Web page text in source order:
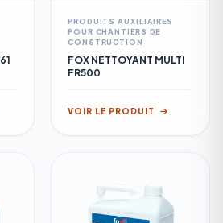
PRODUITS AUXILIAIRES
POUR CHANTIERS DE
CONSTRUCTION
FOX NETTOYANT MULTI
FR500
VOIR LE PRODUIT